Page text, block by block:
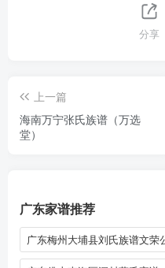
分享
上一篇
海南万宁张氏族谱（万选
堂）
广东家谱推荐
广东梅州大埔县刘氏族谱文荣